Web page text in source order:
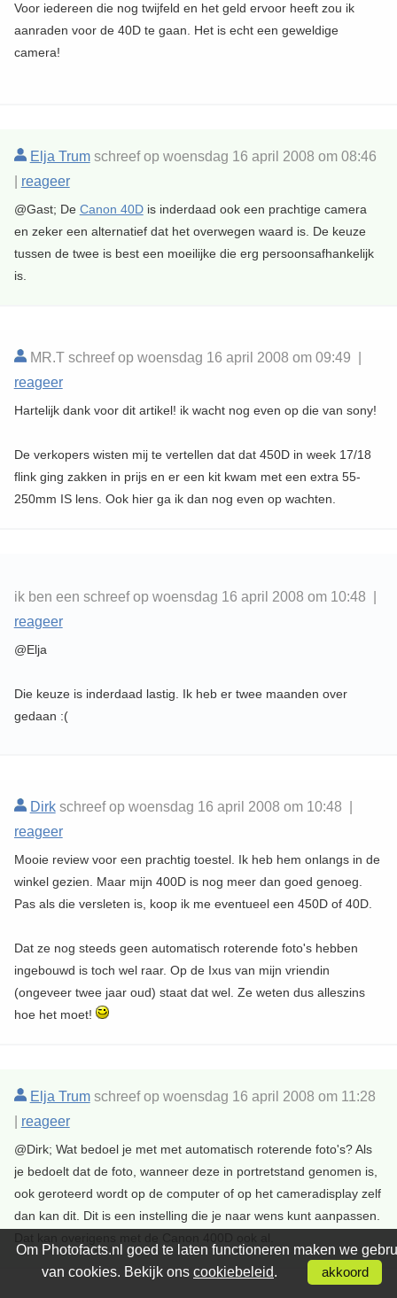
Voor iedereen die nog twijfeld en het geld ervoor heeft zou ik
aanraden voor de 40D te gaan. Het is echt een geweldige
camera!
Elja Trumschreef op woensdag 16 april 2008 om 08:46
reageer
@Gast; De Canon 40Dis inderdaad ook een prachtige camera
en zeker een alternatief dat het overwegen waard is. De keuze
tussen de twee is best een moeilijke die erg persoonsafhankelijk
is.
MR.T schreef op woensdag 16 april 2008 om 09:49 |
reageer
Hartelijk dank voor dit artikel! ik wacht nog even op die van sony!
De verkopers wisten mij te vertellen dat dat 450D in week 17/18
flink ging zakken in prijs en er een kit kwam met een extra 55-
250mm IS lens. Ook hier ga ik dan nog even op wachten.
ik ben een schreef op woensdag 16 april 2008 om 10:48 |
reageer
@Elja
Die keuze is inderdaad lastig. Ik heb er twee maanden over
gedaan :(
Dirkschreef op woensdag 16 april 2008 om 10:48 |
reageer
Mooie review voor een prachtig toestel. Ik heb hem onlangs in de
winkel gezien. Maar mijn 400D is nog meer dan goed genoeg.
Pas als die versleten is, koop ik me eventueel een 450D of 40D.
Dat ze nog steeds geen automatisch roterende foto's hebben
ingebouwd is toch wel raar. Op de Ixus van mijn vriendin
(ongeveer twee jaar oud) staat dat wel. Ze weten dus alleszins
hoe het moet!
Elja Trumschreef op woensdag 16 april 2008 om 11:28
reageer
@Dirk; Wat bedoel je met met automatisch roterende foto's? Als
je bedoelt dat de foto, wanneer deze in portretstand genomen is,
ook geroteerd wordt op de computer of op het cameradisplay zelf
dan kan dit. Dit is een instelling die je naar wens kunt aanpassen.
Om Photofacts.nl goed te laten functioneren maken we
van cookies. Bekijk ons cookiebeleid. akkoord